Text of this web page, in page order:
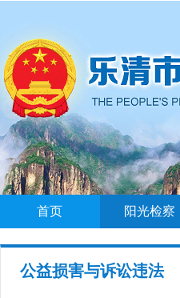
首页 阳光检察
公益损害与诉讼违法